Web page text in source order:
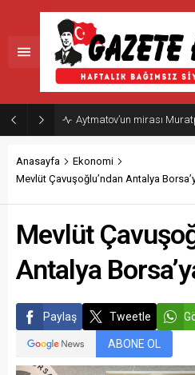
Aytmatov’un mirası
Anasayfa
Ekonomi
Mevlüt Çavuşoğlu’ndan Antalya
Mevlüt
Antalya
Paylaş Tweetle
ABONE OL